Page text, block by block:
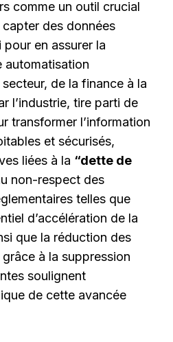
comme un outil crucial
des données
pour en assurer la
automatisation
de la finance à la
l’industrie, tire parti de
transformer l’information
et sécurisés,
liées à la “dette de
non-respect des
telles que
d’accélération de la
que la réduction des
à la suppression
soulignent
de cette avancée